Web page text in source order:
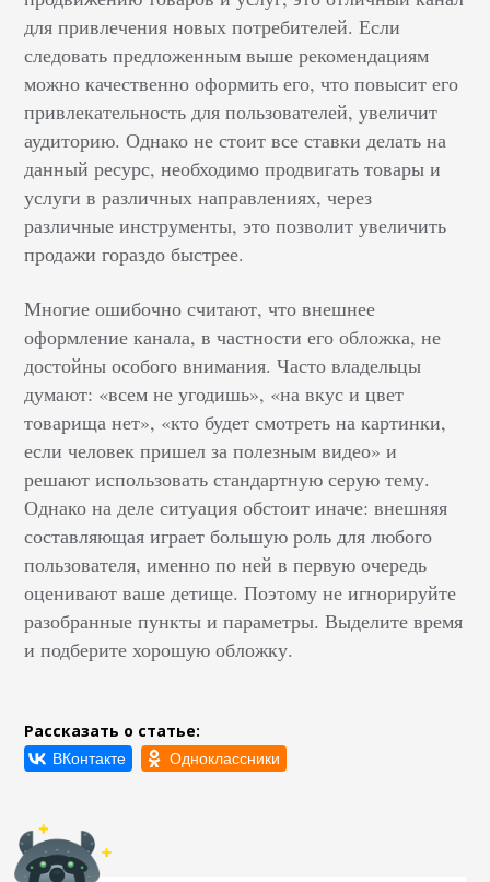
для привлечения новых потребителей. Если
следовать предложенным выше рекомендациям
можно качественно оформить его, что повысит его
привлекательность для пользователей, увеличит
аудиторию. Однако не стоит все ставки делать на
данный ресурс, необходимо продвигать товары и
услуги в различных направлениях, через
различные инструменты, это позволит увеличить
продажи гораздо быстрее.
Многие ошибочно считают, что внешнее
оформление канала, в частности его обложка, не
достойны особого внимания. Часто владельцы
думают: «всем не угодишь», «на вкус и цвет
товарища нет», «кто будет смотреть на картинки,
если человек пришел за полезным видео» и
решают использовать стандартную серую тему.
Однако на деле ситуация обстоит иначе: внешняя
составляющая играет большую роль для любого
пользователя, именно по ней в первую очередь
оценивают ваше детище. Поэтому не игнорируйте
разобранные пункты и параметры. Выделите время
и подберите хорошую обложку.
Рассказать о статье: